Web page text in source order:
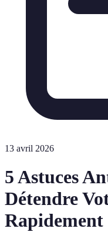
13 avril 2026
5 Astuces
Détendre
Rapidement